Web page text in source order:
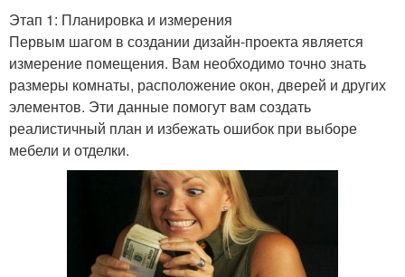
Этап 1: Планировка и измерения
Первым шагом в создании дизайн-проекта является
измерение помещения. Вам необходимо точно знать
размеры комнаты, расположение окон, дверей и других
элементов. Эти данные помогут вам создать
реалистичный план и избежать ошибок при выборе
мебели и отделки.